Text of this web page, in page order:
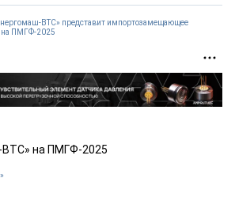
ИНН 7802588950
ВТС» представит импортозамещающее
на ПМГФ-2025